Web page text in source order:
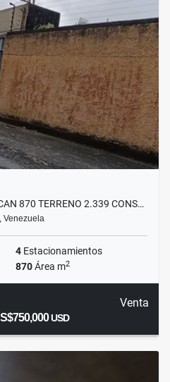
870 TERRENO 2.339 CONS…
Venezuela
4 Estacionamientos
870Área m2
Venta
USD